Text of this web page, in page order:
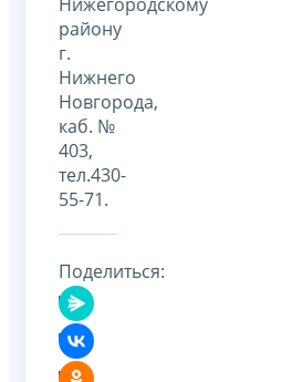
району
г.
Нижнего
Новгорода,
каб. №
403,
тел.430-
55-71.
Поделиться: